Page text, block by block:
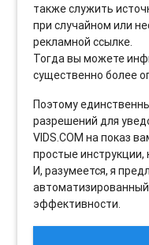
также служить
при случайном или
рекламной ссылке.
Тогда вы можете
существенно более
Поэтому
разрешений для
VIDS.COM на показ
простые инструкции,
И, разумеется, я
эффективности.